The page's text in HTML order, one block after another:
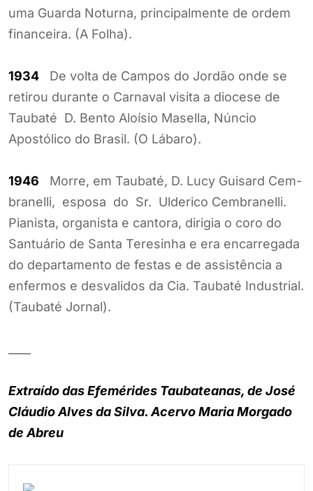
uma Guarda Noturna, principalmente de ordem
financeira. (A Folha).
1934 De volta de Campos do Jordão onde se
retirou durante o Carnaval visita a diocese de
Taubaté D. Bento Aloísio Masella, Núncio
Apostólico do Brasil. (O Lábaro).
1946 Morre, em Taubaté, D. Lucy Guisard Cem-
branelli, esposa do Sr. Ulderico Cembranelli.
Pianista, organista e cantora, dirigia o coro do
Santuário de Santa Teresinha e era encarregada
do departamento de festas e de assistência a
enfermos e desvalidos da Cia. Taubaté Industrial.
(Taubaté Jornal).
Extraído das Efemérides Taubateanas, de José
Cláudio Alves da Silva. Acervo Maria Morgado
de Abreu